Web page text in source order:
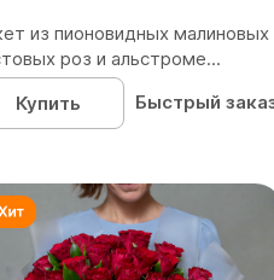
из пионовидных малиновых
роз и альстроме...
Купить
Быстрый